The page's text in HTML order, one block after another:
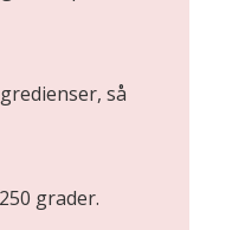
så
grader.